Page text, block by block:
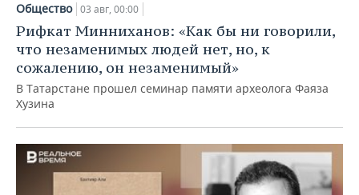
Общество 03 авг, 00:00
Рифкат Минниханов: «Как бы ни говорили,
что незаменимых людей нет, но, к
сожалению, он незаменимый»
В Татарстане прошел семинар памяти археолога Фаяза
Хузина